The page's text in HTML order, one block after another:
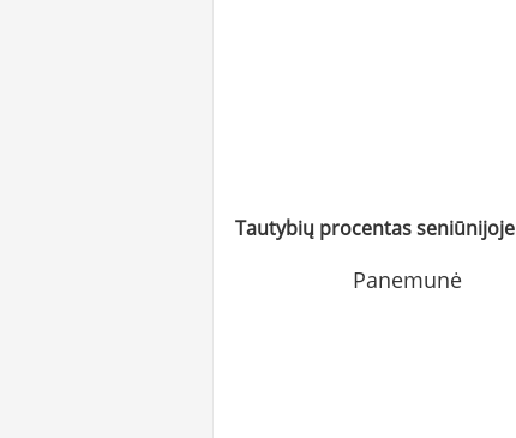
Tautybių procentas seniūnijoje
Panemunė